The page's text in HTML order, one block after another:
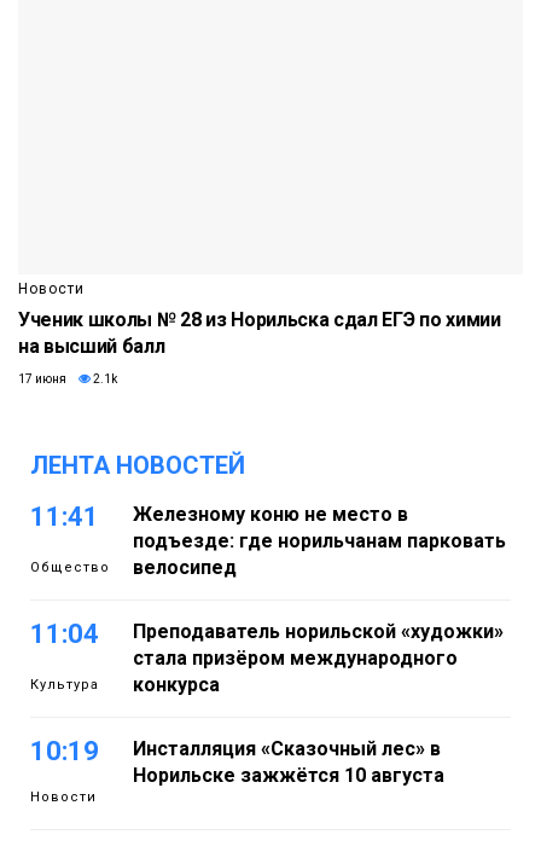
Новости
Ученик школы № 28 из Норильска сдал ЕГЭ по химии
на высший балл
17 июня 2.1k
ЛЕНТА НОВОСТЕЙ
11:41
Общество
Железному коню не место в
подъезде: где норильчанам парковать
велосипед
11:04
Культура
Преподаватель норильской «художки»
стала призёром международного
конкурса
10:19
Новости
Инсталляция «Сказочный лес» в
Норильске зажжётся 10 августа